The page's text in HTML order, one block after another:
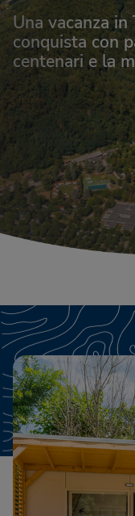
Una vacanza
conquista con
centenari e la